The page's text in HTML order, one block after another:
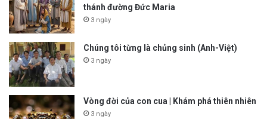
thánh đường Đức Maria
3 ngày
Chúng tôi từng là chủng sinh (Anh-Việt)
3 ngày
Vòng đời của con cua | Khám phá thiên nhiên
3 ngày